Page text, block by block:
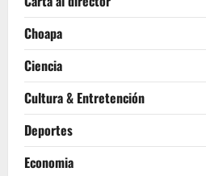
Choapa
Ciencia
Cultura & Entretención
Deportes
Economia